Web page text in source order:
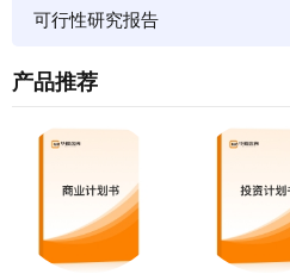
可行性研究报告
产品推荐